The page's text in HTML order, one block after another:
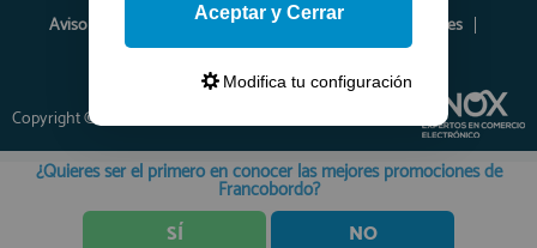
Aviso Legal Política de Privacidad
Política de Cookies
Envíos y Devoluciones
Opiniones
Copyright © 2026 www.francobordo.com
Aceptar y Cerrar
Modifica tu configuración
¿Quieres ser el primero en conocer las mejores promociones de
Francobordo?
SÍ NO